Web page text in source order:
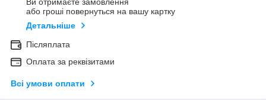
Ви отримаєте замовлення
або гроші повернуться на вашу картку
Детальніше
Післяплата
Оплата за реквізитами
Всі умови оплати